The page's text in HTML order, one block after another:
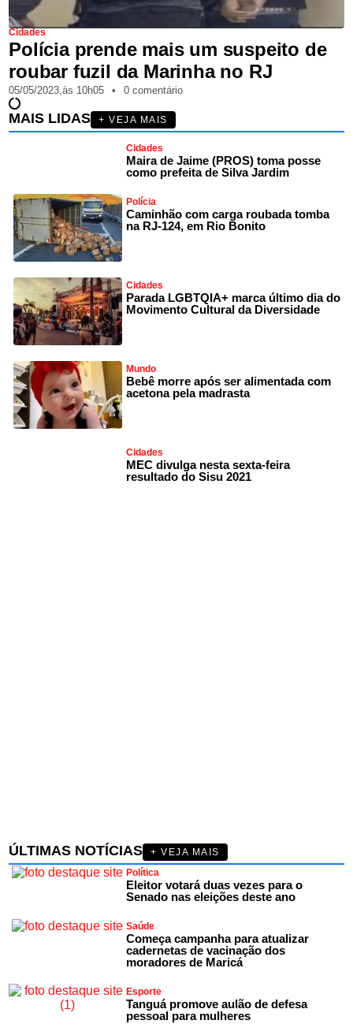
Cidades
Polícia prende mais um suspeito de
roubar fuzil da Marinha no RJ
05/05/2023,às 10h05 • 0 comentário
MAIS LIDAS + VEJA MAIS
Cidades
Maira de Jaime (PROS) toma posse
como prefeita de Silva Jardim
Polícia
Caminhão com carga roubada tomba
na RJ-124, em Rio Bonito
Cidades
Parada LGBTQIA+ marca último dia do
Movimento Cultural da Diversidade
Mundo
Bebê morre após ser alimentada com
acetona pela madrasta
Cidades
MEC divulga nesta sexta-feira
resultado do Sisu 2021
ÚLTIMAS NOTÍCIAS
+ VEJA MAIS
Política
Eleitor votará duas vezes para o
Senado nas eleições deste ano
Saúde
Começa campanha para atualizar
cadernetas de vacinação dos
moradores de Maricá
Esporte
Tanguá promove aulão de defesa
pessoal para mulheres